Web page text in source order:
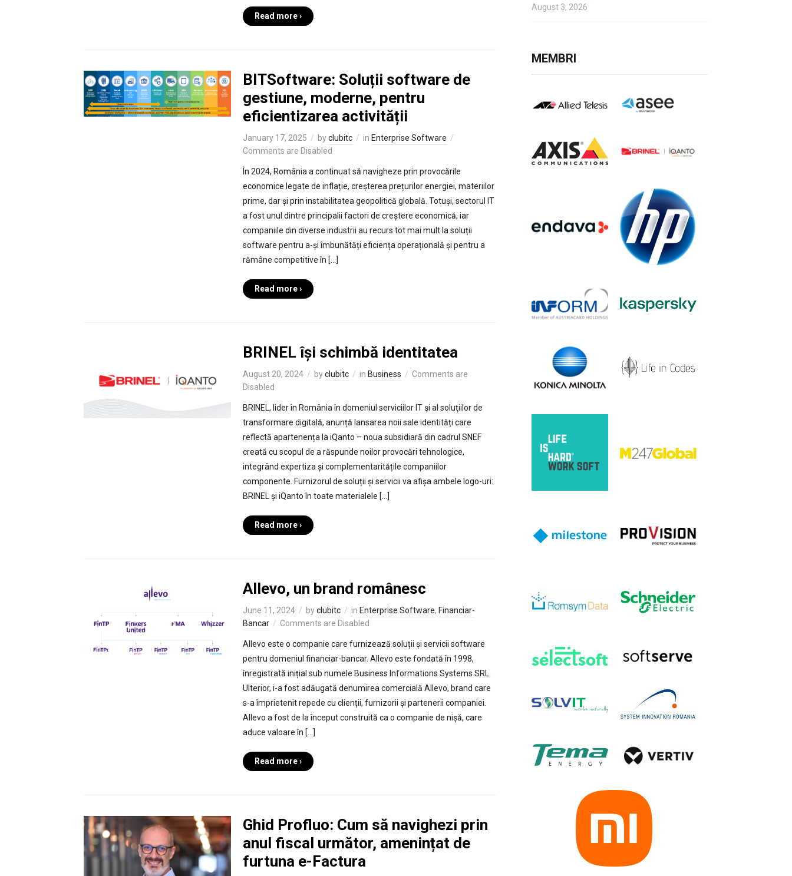
Read more ›
BITSoftware: Soluții software de
gestiune, moderne, pentru
eficientizarea activității
January 17, 2025 byclubitc in Enterprise Software
Comments are Disabled
În 2024, România a continuat să navigheze prin provocările
economice legate de inflație, creșterea prețurilor energiei, materiilor
prime, dar și prin instabilitatea geopolitică globală. Totuși, sectorul IT
a fost unul dintre principalii factori de creștere economică, iar
companiile din diverse industrii au recurs tot mai mult la soluții
software pentru a-și îmbunătăți eficiența operațională și pentru a
rămâne competitive în […]
Read more ›
BRINEL își schimbă identitatea
August 20, 2024 byclubitc in Business
Comments are
Disabled
BRINEL, lider în România în domeniul serviciilor IT şi al soluţiilor de
transformare digitală, anunță lansarea noii sale identități care
reflectă apartenența la iQanto – noua subsidiară din cadrul SNEF
creată cu scopul de a răspunde noilor provocări tehnologice,
integrând expertiza și complementaritățile companiilor
componente. Furnizorul de soluții și servicii va afișa ambele logo-uri:
BRINEL și iQanto în toate materialele […]
Read more ›
Allevo, un brand românesc
June 11, 2024 byclubitc in Enterprise Software, Financiar-
Bancar
Comments are Disabled
Allevo este o companie care furnizează soluții și servicii software
pentru domeniul financiar-bancar. Allevo este fondată în 1998,
înregistrată inițial sub numele Business Informations Systems SRL.
Ulterior, i-a fost adăugată denumirea comercială Allevo, brand care
s-a împrietenit repede cu clienții, furnizorii și partenerii companiei.
Allevo a fost de la început construită ca o companie de nișă, care
aduce valoare în […]
Read more ›
Ghid Profluo: Cum să navighezi prin
anul fiscal următor, amenințat de
furtuna e-Factura
August 3, 2026
MEMBRI